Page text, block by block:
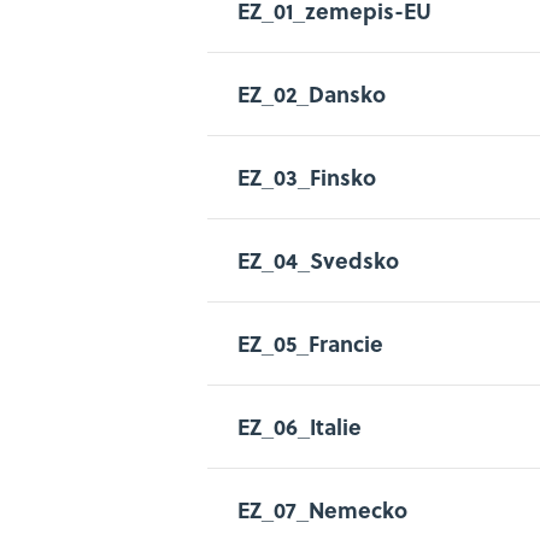
EZ_01_zemepis-EU
EZ_02_Dansko
EZ_03_Finsko
EZ_04_Svedsko
EZ_05_Francie
EZ_06_Italie
EZ_07_Nemecko